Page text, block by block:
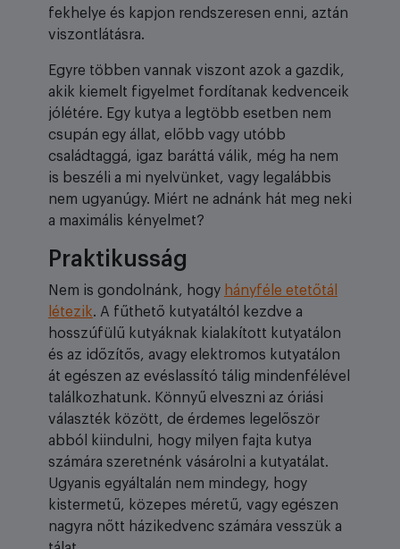
fekhelye és kapjon rendszeresen enni, aztán
viszontlátásra.
Egyre többen vannak viszont azok a gazdik,
akik kiemelt figyelmet fordítanak kedvenceik
jólétére. Egy kutya a legtöbb esetben nem
csupán egy állat, előbb vagy utóbb
családtaggá, igaz baráttá válik, még ha nem
is beszéli a mi nyelvünket, vagy legalábbis
nem ugyanúgy. Miért ne adnánk hát meg neki
a maximális kényelmet?
Praktikusság
Nem is gondolnánk, hogy hányféle etetőtál
létezik. A fűthető kutyatáltól kezdve a
hosszúfülű kutyáknak kialakított kutyatálon
és az időzítős, avagy elektromos kutyatálon
át egészen az evéslassító tálig mindenfélével
találkozhatunk. Könnyű elveszni az óriási
választék között, de érdemes legelőször
abból kiindulni, hogy milyen fajta kutya
számára szeretnénk vásárolni a kutyatálat.
Ugyanis egyáltalán nem mindegy, hogy
kistermetű, közepes méretű, vagy egészen
nagyra nőtt házikedvenc számára vesszük a